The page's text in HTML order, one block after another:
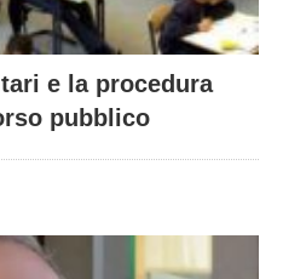
e la procedura
pubblico